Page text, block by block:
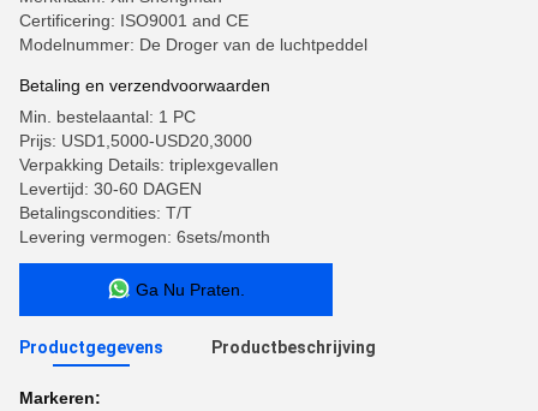
Certificering: ISO9001 and CE
Modelnummer: De Droger van de luchtpeddel
Betaling en verzendvoorwaarden
Min. bestelaantal: 1 PC
Prijs: USD1,5000-USD20,3000
Verpakking Details: triplexgevallen
Levertijd: 30-60 DAGEN
Betalingscondities: T/T
Levering vermogen: 6sets/month
Ga Nu Praten.
Productgegevens Productbeschrijving
Markeren: